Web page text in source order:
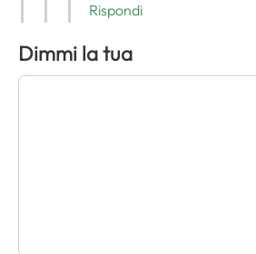
Rispondi
Dimmi la tua